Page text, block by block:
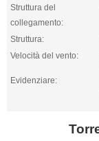
Struttura del
collegamento:
Struttura:
Velocità del vento:
Evidenziare: